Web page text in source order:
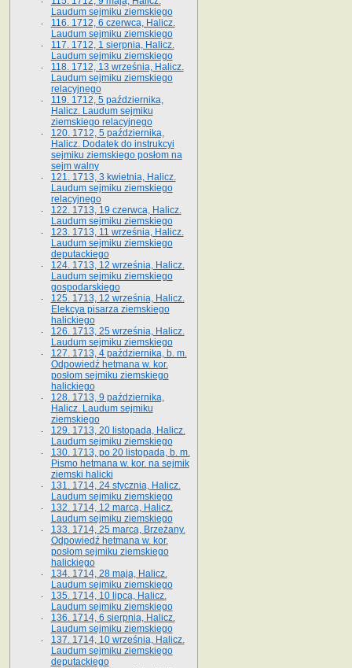
Laudum sejmiku ziemskiego
116. 1712, 6 czerwca, Halicz.
Laudum sejmiku ziemskiego
117. 1712, 1 sierpnia, Halicz.
Laudum sejmiku ziemskiego
118. 1712, 13 września, Halicz.
Laudum sejmiku ziemskiego
relacyjnego
119. 1712, 5 października,
Halicz. Laudum sejmiku
ziemskiego relacyjnego
120. 1712, 5 października,
Halicz. Dodatek do instrukcyi
sejmiku ziemskiego posłom na
sejm walny
121. 1713, 3 kwietnia, Halicz.
Laudum sejmiku ziemskiego
relacyjnego
122. 1713, 19 czerwca, Halicz.
Laudum sejmiku ziemskiego
123. 1713, 11 września, Halicz.
Laudum sejmiku ziemskiego
deputackiego
124. 1713, 12 września, Halicz.
Laudum sejmiku ziemskiego
gospodarskiego
125. 1713, 12 września, Halicz.
Elekcya pisarza ziemskiego
halickiego
126. 1713, 25 września, Halicz.
Laudum sejmiku ziemskiego
127. 1713, 4 października, b. m.
Odpowiedź hetmana w. kor.
posłom sejmiku ziemskiego
halickiego
128. 1713, 9 października,
Halicz. Laudum sejmiku
ziemskiego
129. 1713, 20 listopada, Halicz.
Laudum sejmiku ziemskiego
130. 1713, po 20 listopada, b. m.
Pismo hetmana w. kor. na sejmik
ziemski halicki
131. 1714, 24 stycznia, Halicz.
Laudum sejmiku ziemskiego
132. 1714, 12 marca, Halicz.
Laudum sejmiku ziemskiego
133. 1714, 25 marca, Brzeżany.
Odpowiedź hetmana w. kor.
posłom sejmiku ziemskiego
halickiego
134. 1714, 28 maja, Halicz.
Laudum sejmiku ziemskiego
135. 1714, 10 lipca, Halicz.
Laudum sejmiku ziemskiego
136. 1714, 6 sierpnia, Halicz.
Laudum sejmiku ziemskiego
137. 1714, 10 września, Halicz.
Laudum sejmiku ziemskiego
deputackiego